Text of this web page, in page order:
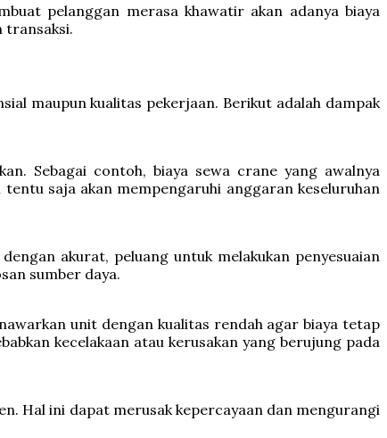
pelanggan merasa khawatir akan adanya biaya
transaksi.
maupun kualitas pekerjaan. Berikut adalah dampak
Sebagai contoh, biaya sewa crane yang awalnya
saja akan mempengaruhi anggaran keseluruhan
akurat, peluang untuk melakukan penyesuaian
sumber daya.
unit dengan kualitas rendah agar biaya tetap
kecelakaan atau kerusakan yang berujung pada
Hal ini dapat merusak kepercayaan dan mengurangi